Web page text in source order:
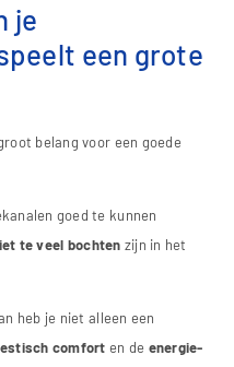
je
een grote
belang voor een goede
goed te kunnen
te veel bochten zijn in het
heb je niet alleen een
comfort en de energie-